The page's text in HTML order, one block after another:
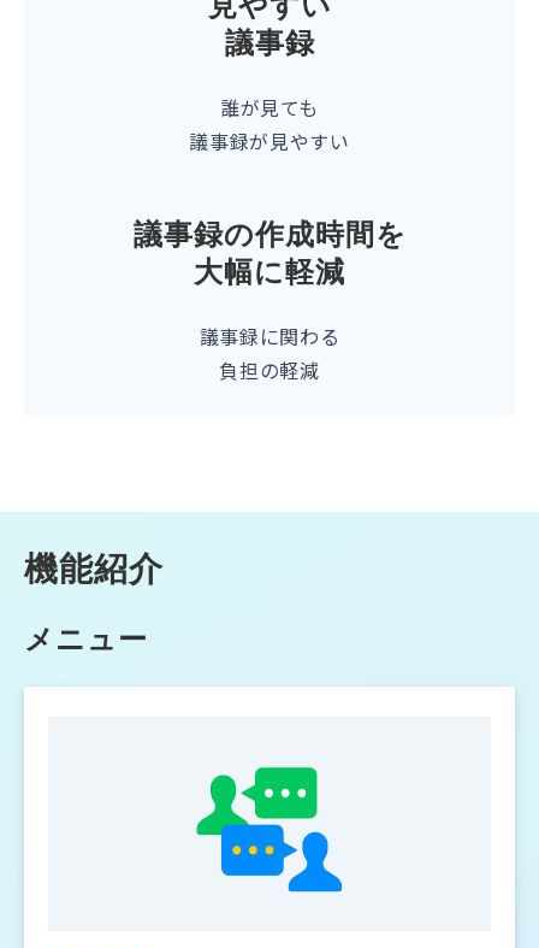
議事録
誰が見ても
議事録が見やすい
議事録の作成時間を
大幅に軽減
議事録に関わる
負担の軽減
機能紹介
メニュー